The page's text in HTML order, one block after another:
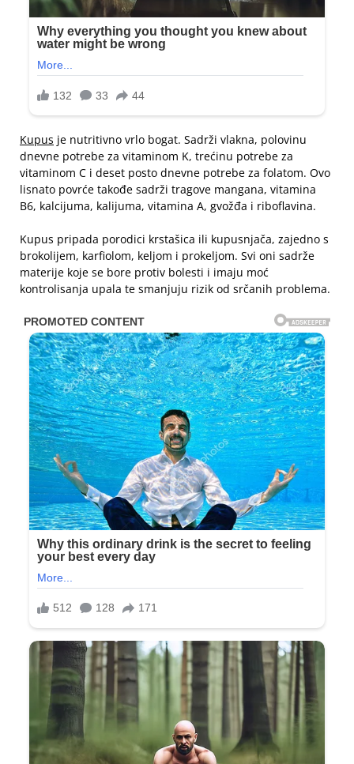
Kupus je nutritivno vrlo bogat. Sadrži vlakna, polovinu
dnevne potrebe za vitaminom K, trećinu potrebe za
vitaminom C i deset posto dnevne potrebe za folatom. Ovo
lisnato povrće takođe sadrži tragove mangana, vitamina
B6, kalcijuma, kalijuma, vitamina A, gvožđa i riboflavina.
Kupus pripada porodici krstašica ili kupusnjača, zajedno s
brokolijem, karfiolom, keljom i prokeljom. Svi oni sadrže
materije koje se bore protiv bolesti i imaju moć
kontrolisanja upala te smanjuju rizik od srčanih problema.